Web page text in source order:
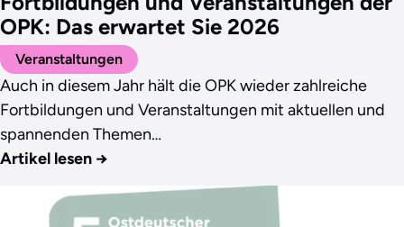
OPK: Das erwartet Sie 2026
Veranstaltungen
Auch in diesem Jahr hält die OPK wieder zahlreiche
Fortbildungen und Veranstaltungen mit aktuellen und
spannenden Themen…
Artikel lesen →